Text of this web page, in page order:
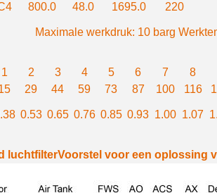
800.0 48.0 1695.0
220
Maximale werkdruk: 10 barg
1 2 3 4 5 6 7
8
29 44 59 73 87 100 116
0.53 0.65 0.76 0.85 0.93 1.00 1.07
luchtfilterVoorstel voor een oplossing